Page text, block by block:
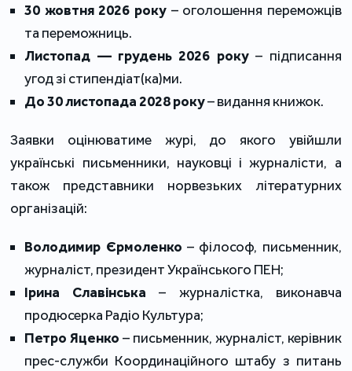
30 жовтня 2026 року – оголошення переможців
та переможниць.
Листопад — грудень 2026 року– підписання
угод зі стипендіат(ка)ми.
До 30 листопада 2028 року– видання книжок.
Заявки оцінюватиме журі, до якого увійшли
українські письменники, науковці і журналісти, а
також представники норвезьких літературних
організацій:
Володимир Єрмоленко – філософ, письменник,
журналіст, президент Українського ПЕН;
Ірина Славінська – журналістка, виконавча
продюсерка Радіо Культура;
Петро Яценко – письменник, журналіст, керівник
прес-служби Координаційного штабу з питань